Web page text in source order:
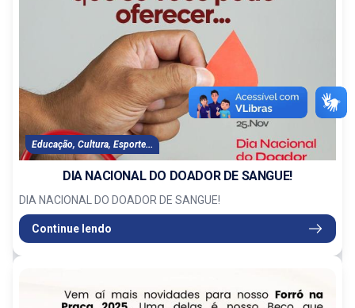
Educação, Cultura, Esporte...
DIA NACIONAL DO DOADOR DE SANGUE!
DIA NACIONAL DO DOADOR DE SANGUE!
Continue lendo